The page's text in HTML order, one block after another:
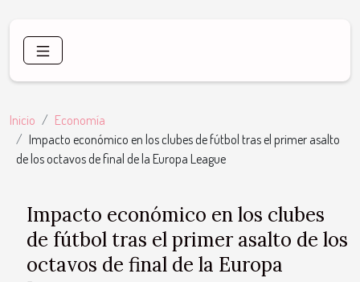
Inicio
Economía
Impacto económico en los clubes de fútbol tras el primer asalto
de los octavos de final de la Europa League
Impacto económico en los clubes
de fútbol tras el primer asalto de los
octavos de final de la Europa